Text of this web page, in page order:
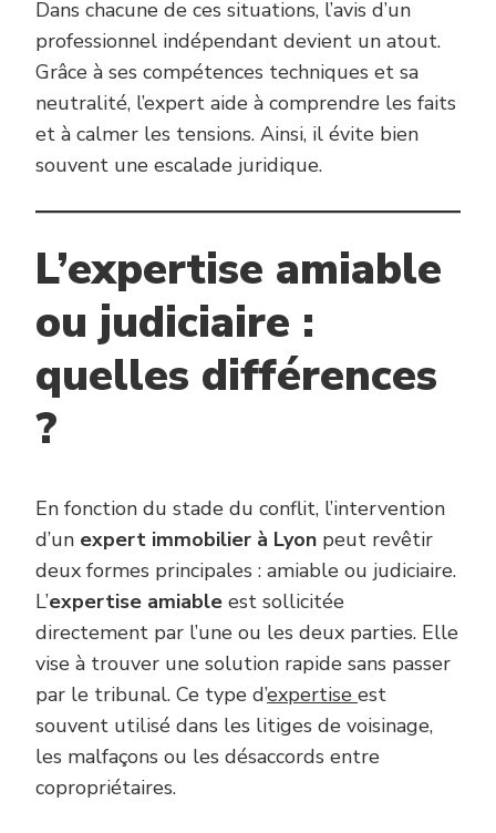
Dans chacune de ces situations, l’avis d’un
professionnel indépendant devient un atout.
Grâce à ses compétences techniques et sa
neutralité, l’expert aide à comprendre les faits
et à calmer les tensions. Ainsi, il évite bien
souvent une escalade juridique.
L’expertise amiable
ou judiciaire :
quelles différences
?
En fonction du stade du conflit, l’intervention
d’un expert immobilier à Lyon peut revêtir
deux formes principales : amiable ou judiciaire.
L’expertise amiable est sollicitée
directement par l’une ou les deux parties. Elle
vise à trouver une solution rapide sans passer
par le tribunal. Ce type d’expertise est
souvent utilisé dans les litiges de voisinage,
les malfaçons ou les désaccords entre
copropriétaires.